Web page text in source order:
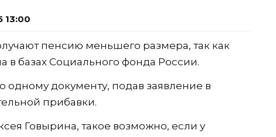
13:00
пенсию меньшего размера, так как
в базах Социального фонда России.
документу, подав заявление в
прибавки.
Говырина, такое возможно, если у